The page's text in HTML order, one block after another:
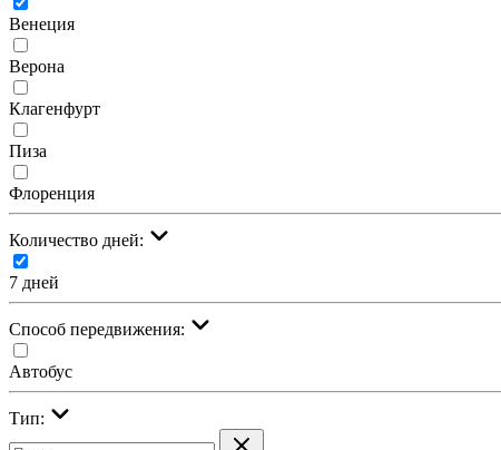
Венеция
Верона
Клагенфурт
Пиза
Флоренция
Количество дней:
7 дней
Cпособ передвижения:
Автобус
Тип: